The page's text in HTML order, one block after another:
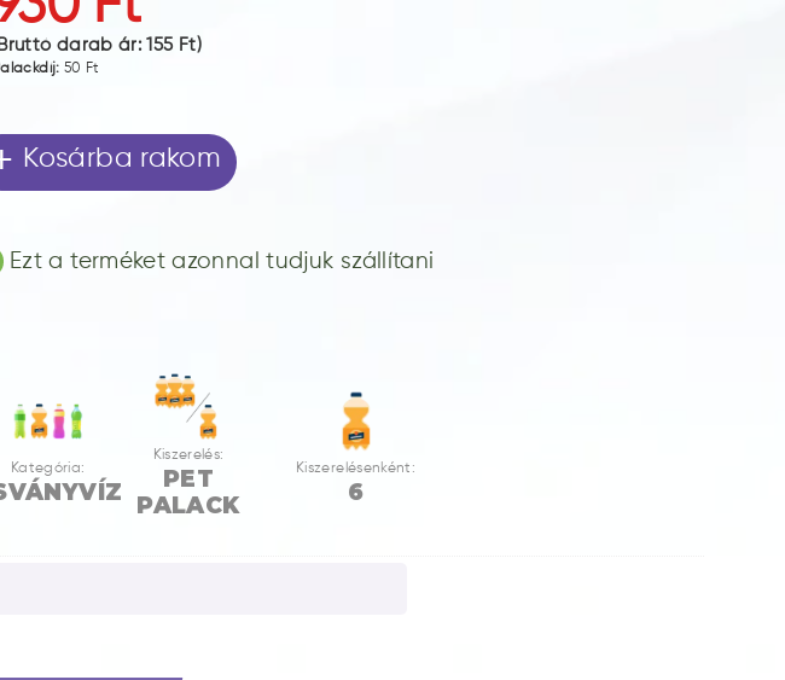
darab ár:155 Ft)
50 Ft
Kosárba rakom
Ezt a terméket azonnal tudjuk szállítani
Kategória:
Kiszerelés:
PET
PALACK
Kiszerelésenként:
6